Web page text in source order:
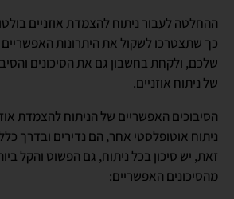
ההחלטה לעבור ניתוח להצמדת אוזניים
כך שתצטרכו לשקול את היתרונות
שלכם, ולקחת בחשבון גם את הסיכונים
של ניתוח אוזניים.
הסיבוכים האפשריים של הניתוח להצמדת
ניתוח אוטופלסטי אחר, הם נדירים ובדרך
זאת, יש סיכון בכל ניתוח, גם הפשוט והקל
מהסיכונים האפשריים: